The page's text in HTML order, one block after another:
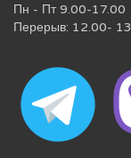
Пн - Пт 9.00-17.00
Перерыв: 12.00-